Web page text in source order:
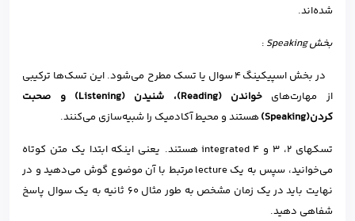
شده‌اند.
بخشSpeaking
:
در بخش اسپیکینگ ۴ سوال یا تسک مطرح می‌شود. این تسک‌ها ترکیبی
از مهارت‌های خواندن (Reading) ، شنیدن (
Listening)
و صحبت
کردن(
Speaking
) هستند و محیط آکادمیک را شبیه‌سازی می‌کنند.
تسکهای ۲، ۳ و ۴ integrated هستند. یعنی اینکه ابتدا یک متن کوتاه
می‌خوانید، سپس به یک lecture مرتبط با آن موضوع گوش می‌دهید و در
نهایت باید در یک زمان مشخص به طور مثال ۶۰ ثانیه به یک سوال پاسخ
شفاهی دهید.